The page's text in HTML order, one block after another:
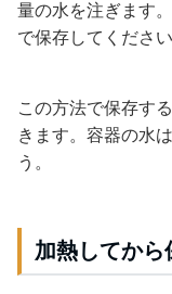
量の水を注ぎます
で保存してください
この方法で保存す
きます。容器の水
う。
加熱してか